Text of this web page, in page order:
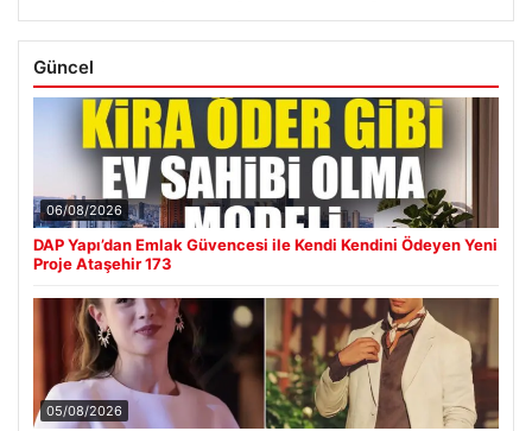
Güncel
06/08/2026
DAP Yapı’dan Emlak Güvencesi ile Kendi Kendini Ödeyen Yeni
Proje Ataşehir 173
05/08/2026